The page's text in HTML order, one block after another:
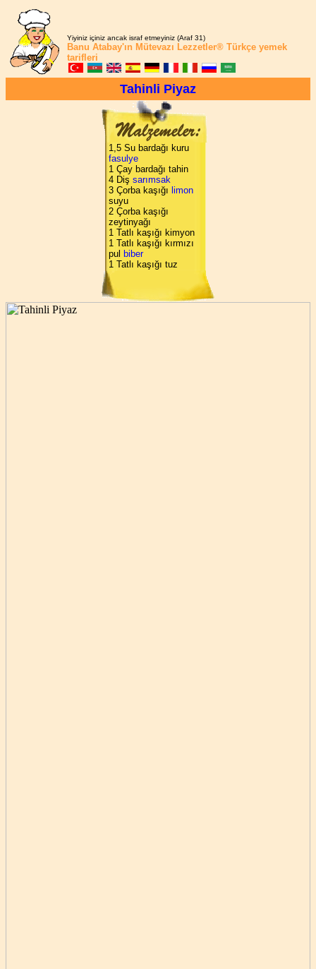
Yiyiniz içiniz ancak israf etmeyiniz (Araf 31)
Banu Atabay'ın Mütevazı Lezzetler® Türkçe yemek
tarifleri
Tahinli Piyaz
1,5 Su bardağı kuru
fasulye
1 Çay bardağı tahin
4 Diş sarımsak
3 Çorba kaşığı limon
suyu
2 Çorba kaşığı
zeytinyağı
1 Tatlı kaşığı kimyon
1 Tatlı kaşığı kırmızı
pul biber
1 Tatlı kaşığı tuz